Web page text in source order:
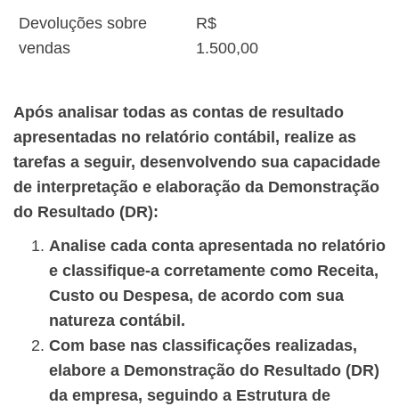
Devoluções sobre
vendas
R$
1.500,00
Após analisar todas as contas de resultado
apresentadas no relatório contábil, realize as
tarefas a seguir, desenvolvendo sua capacidade
de interpretação e elaboração da Demonstração
do Resultado (DR):
Analise cada conta apresentada no relatório
e classifique-a corretamente como Receita,
Custo ou Despesa, de acordo com sua
natureza contábil.
Com base nas classificações realizadas,
elabore a Demonstração do Resultado (DR)
da empresa, seguindo a Estrutura de